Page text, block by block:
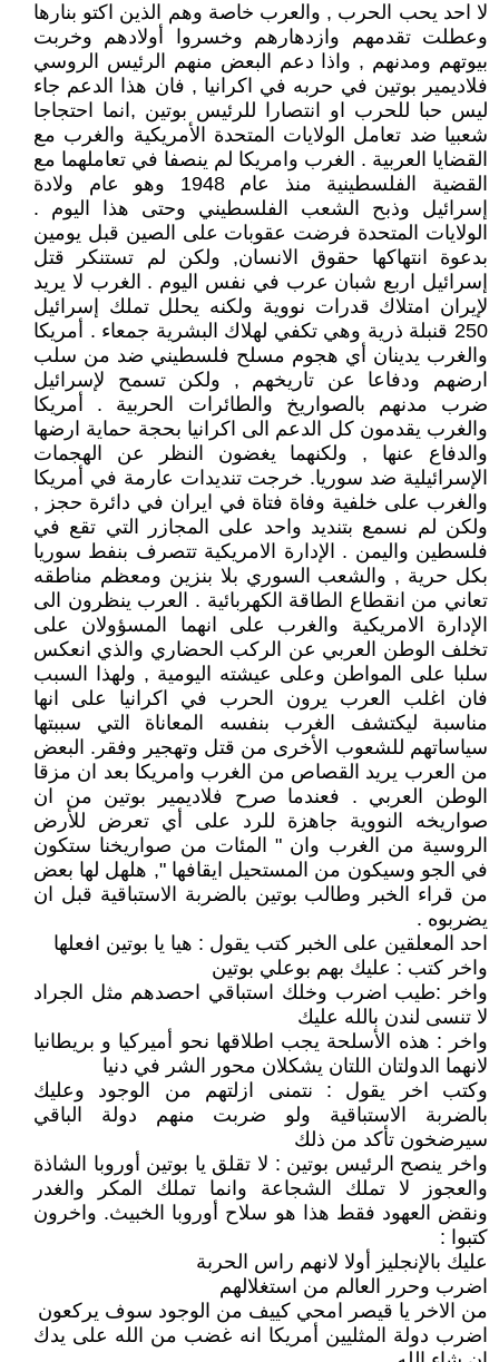
لا احد يحب الحرب , والعرب خاصة وهم الذين اكتو بنارها
وعطلت تقدمهم وازدهارهم وخسروا أولادهم وخربت
بيوتهم ومدنهم , واذا دعم البعض منهم الرئيس الروسي
فلاديمير بوتين في حربه في اكرانيا , فان هذا الدعم جاء
ليس حبا للحرب او انتصارا للرئيس بوتين ,انما احتجاجا
شعبيا ضد تعامل الولايات المتحدة الأمريكية والغرب مع
القضايا العربية . الغرب وامريكا لم ينصفا في تعاملهما مع
القضية الفلسطينية منذ عام 1948 وهو عام ولادة
إسرائيل وذبح الشعب الفلسطيني وحتى هذا اليوم .
الولايات المتحدة فرضت عقوبات على الصين قبل يومين
بدعوة انتهاكها حقوق الانسان, ولكن لم تستنكر قتل
إسرائيل اربع شبان عرب في نفس اليوم . الغرب لا يريد
لإيران امتلاك قدرات نووية ولكنه يحلل تملك إسرائيل
250 قنبلة ذرية وهي تكفي لهلاك البشرية جمعاء . أمريكا
والغرب يدينان أي هجوم مسلح فلسطيني ضد من سلب
ارضهم ودفاعا عن تاريخهم , ولكن تسمح لإسرائيل
ضرب مدنهم بالصواريخ والطائرات الحربية . أمريكا
والغرب يقدمون كل الدعم الى اكرانيا بحجة حماية ارضها
والدفاع عنها , ولكنهما يغضون النظر عن الهجمات
الإسرائيلية ضد سوريا. خرجت تنديدات عارمة في أمريكا
والغرب على خلفية وفاة فتاة في ايران في دائرة حجز ,
ولكن لم نسمع بتنديد واحد على المجازر التي تقع في
فلسطين واليمن . الإدارة الامريكية تتصرف بنفط سوريا
بكل حرية , والشعب السوري بلا بنزين ومعظم مناطقه
تعاني من انقطاع الطاقة الكهربائية . العرب ينظرون الى
الإدارة الامريكية والغرب على انهما المسؤولان على
تخلف الوطن العربي عن الركب الحضاري والذي انعكس
سلبا على المواطن وعلى عيشته اليومية , ولهذا السبب
فان اغلب العرب يرون الحرب في اكرانيا على انها
مناسبة ليكتشف الغرب بنفسه المعاناة التي سببتها
سياساتهم للشعوب الأخرى من قتل وتهجير وفقر. البعض
من العرب يريد القصاص من الغرب وامريكا بعد ان مزقا
الوطن العربي . فعندما صرح فلاديمير بوتين من ان
صواريخه النووية جاهزة للرد على أي تعرض للأرض
الروسية من الغرب وان " المئات من صواريخنا ستكون
في الجو وسيكون من المستحيل ايقافها ", هلهل لها بعض
من قراء الخبر وطالب بوتين بالضربة الاستباقية قبل ان
يضربوه .
احد المعلقين على الخبر كتب يقول : هيا يا بوتين افعلها
واخر كتب : عليك بهم بوعلي بوتين
واخر :طيب اضرب وخلك استباقي احصدهم مثل الجراد
لا تنسى لندن بالله عليك
واخر : هذه الأسلحة يجب اطلاقها نحو أميركيا و بريطانيا
لانهما الدولتان اللتان يشكلان محور الشر في دنيا
وكتب اخر يقول : نتمنى ازلتهم من الوجود وعليك
بالضربة الاستباقية ولو ضربت منهم دولة الباقي
سيرضخون تأكد من ذلك
واخر ينصح الرئيس بوتين : لا تقلق يا بوتين أوروبا الشاذة
والعجوز لا تملك الشجاعة وانما تملك المكر والغدر
ونقض العهود فقط هذا هو سلاح أوروبا الخبيث. واخرون
كتبوا :
عليك بالإنجليز أولا لانهم راس الحربة
اضرب وحرر العالم من استغلالهم
من الاخر يا قيصر امحي كييف من الوجود سوف يركعون
اضرب دولة المثليين أمريكا انه غضب من الله على يدك